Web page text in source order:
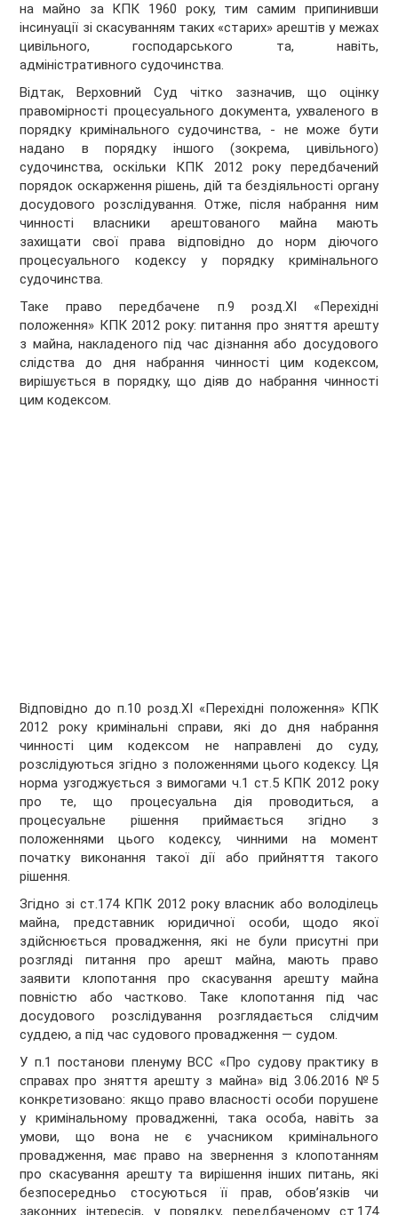
на майно за КПК 1960 року, тим самим припинивши
інсинуації зі скасуванням таких «старих» арештів у межах
цивільного, господарського та, навіть,
адміністративного судочинства.
Відтак, Верховний Суд чітко зазначив, що оцінку
правомірності процесуального документа, ухваленого в
порядку кримінального судочинства, - не може бути
надано в порядку іншого (зокрема, цивільного)
судочинства, оскільки КПК 2012 року передбачений
порядок оскарження рішень, дій та бездіяльності органу
досудового розслідування. Отже, після набрання ним
чинності власники арештованого майна мають
захищати свої права відповідно до норм діючого
процесуального кодексу у порядку кримінального
судочинства.
Таке право передбачене п.9 розд.XI «Перехідні
положення» КПК 2012 року: питання про зняття арешту
з майна, накладеного під час дізнання або досудового
слідства до дня набрання чинності цим кодексом,
вирішується в порядку, що діяв до набрання чинності
цим кодексом.
Відповідно до п.10 розд.XI «Перехідні положення» КПК
2012 року кримінальні справи, які до дня набрання
чинності цим кодексом не направлені до суду,
розслідуються згідно з положеннями цього кодексу. Ця
норма узгоджується з вимогами ч.1 ст.5 КПК 2012 року
про те, що процесуальна дія проводиться, а
процесуальне рішення приймається згідно з
положеннями цього кодексу, чинними на момент
початку виконання такої дії або прийняття такого
рішення.
Згідно зі ст.174 КПК 2012 року власник або володілець
майна, представник юридичної особи, щодо якої
здійснюється провадження, які не були присутні при
розгляді питання про арешт майна, мають право
заявити клопотання про скасування арешту майна
повністю або частково. Таке клопотання під час
досудового розслідування розглядається слідчим
суддею, а під час судового провадження — судом.
У п.1 постанови пленуму ВСС «Про судову практику в
справах про зняття арешту з майна» від 3.06.2016 №5
конкретизовано: якщо право власності особи порушене
у кримінальному провадженні, така особа, навіть за
умови, що вона не є учасником кримінального
провадження, має право на звернення з клопотанням
про скасування арешту та вирішення інших питань, які
безпосередньо стосуються її прав, обов’язків чи
законних інтересів, у порядку, передбаченому ст.174